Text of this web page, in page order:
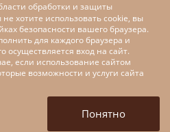
малого и
обработки и защиты
хотите использовать cookie, вы
безопасности вашего браузера.
для каждого браузера и
осуществляется вход на сайт.
если использование сайтом
возможности и услуги сайта
Понятно